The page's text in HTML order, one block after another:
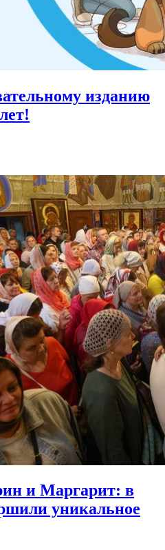
изданию
и Маргарит: в
уникальное